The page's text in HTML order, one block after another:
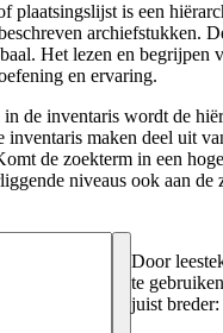
plaatsingslijst is een
archiefstukken.
Het lezen en begrijpen
en ervaring.
de inventaris wordt de
inventaris maken deel uit
de zoekterm in een
niveaus ook aan de
Door
te
juist breder: